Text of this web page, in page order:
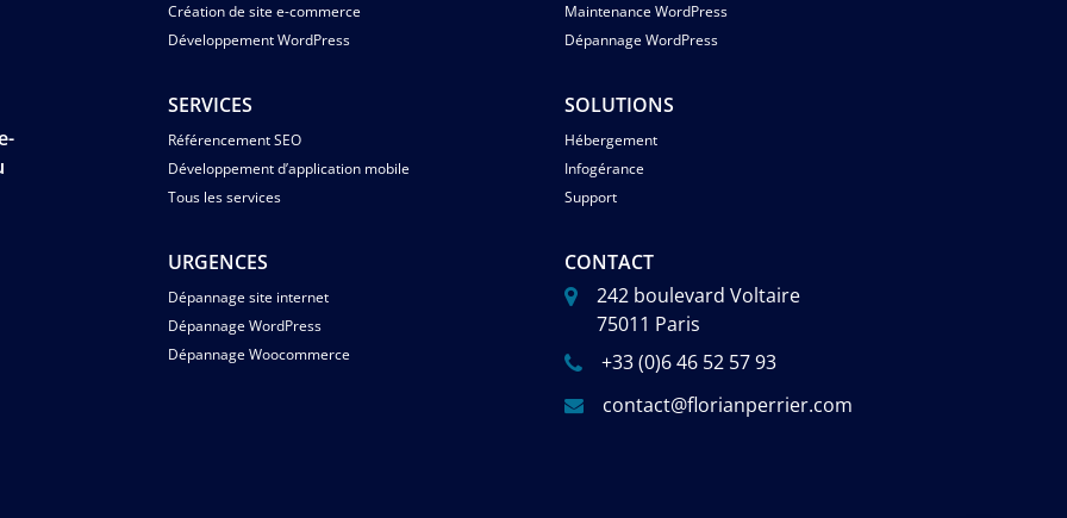
Création de site e-commerce
Développement WordPress
Maintenance WordPress
Dépannage WordPress
SERVICES
Référencement SEO
Développement d’application mobile
Tous les services
SOLUTIONS
Hébergement
Infogérance
Support
URGENCES
Dépannage site internet
Dépannage WordPress
Dépannage Woocommerce
CONTACT
242 boulevard Voltaire
75011 Paris
+33 (0)6 46 52 57 93
contact@florianperrier.com